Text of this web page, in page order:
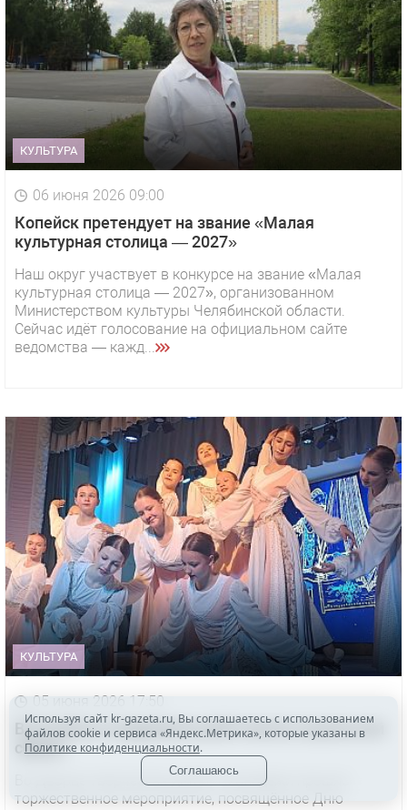
КУЛЬТУРА
06 июня 2026 09:00
Копейск претендует на звание «Малая
культурная столица — 2027»
Наш округ участвует в конкурсе на звание «Малая
культурная столица — 2027», организованном
Министерством культуры Челябинской области.
Сейчас идёт голосование на официальном сайте
ведомства — кажд...
КУЛЬТУРА
05 июня 2026 17:50
В Копейске поздравили работников социальной
сферы
Во Дворце творчества детей и молодёжи прошло
торжественное мероприятие, посвящённое Дню
Используя сайт kr-gazeta.ru, Вы соглашаетесь с использованием
файлов cookie и сервиса «Яндекс.Метрика», которые указаны в
Политике конфиденциальности.
Соглашаюсь